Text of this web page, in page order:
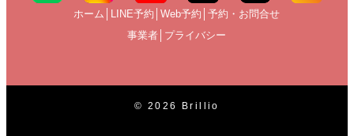
ホーム LINE予約 │Web予約 │予約・お問合せ
事業者 プライバシー
© 2026 Brillio